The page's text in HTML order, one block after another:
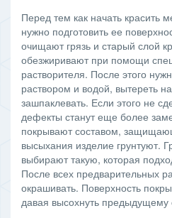
Перед тем как начать красить
нужно подготовить ее
очищают грязь и старый слой
обезжиривают при помощи
растворителя. После этого
раствором и водой, вытереть
зашпаклевать. Если этого не
дефекты станут еще более
покрывают составом,
высыхания изделие грунтуют.
выбирают такую, которая
После всех предварительных
окрашивать. Поверхность
давая высохнуть предыдущему